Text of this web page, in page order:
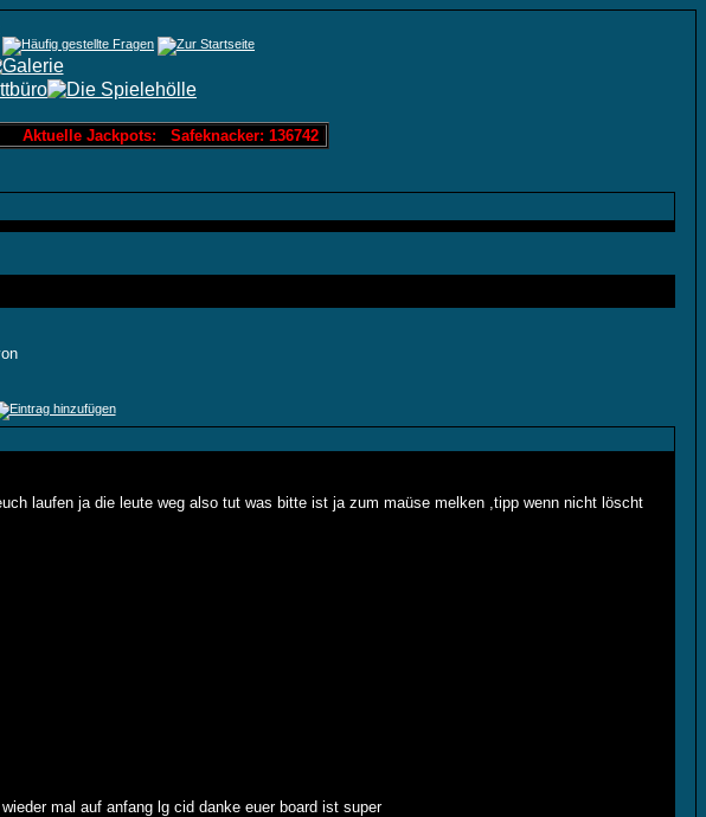
Aktuelle Jackpots: Safeknacker: 136742 Löschis Zahlenraten: 0 Löschis Bandit: 60963
laufen ja die leute weg also tut was bitte ist ja zum maüse melken ,tipp wenn nicht löscht
mal auf anfang lg cid danke euer board ist super